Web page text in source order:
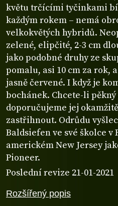
Rozšířený popis
květu trčícími tyčinkami
každým rokem – nemá
velkokvětých hybridů.
zelené, elipčité, 2-3 cm
jako podobné druhy ze
pomalu, asi 10 cm za rok,
jasně červené. I když je
bochánek. Chcete-li
doporučujeme jej
zastřihnout. Odrůdu
Baldsiefen ve své školce v
americkém New Jersey
Pioneer.
Poslední revize 21-01-2021